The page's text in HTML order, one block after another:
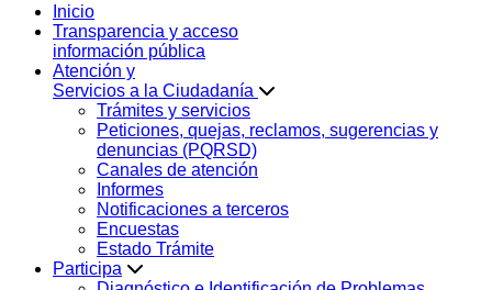
Inicio
Transparencia y acceso
información pública
Atención y
Servicios a la Ciudadanía
Trámites y servicios
Peticiones, quejas, reclamos, sugerencias y
denuncias (PQRSD)
Canales de atención
Informes
Notificaciones a terceros
Encuestas
Estado Trámite
Participa